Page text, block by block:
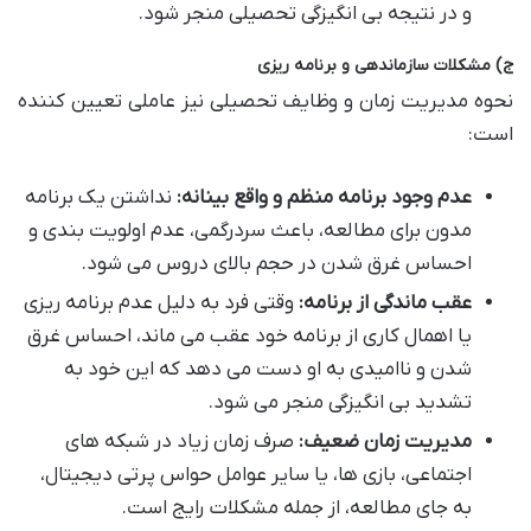
و در نتیجه بی انگیزگی تحصیلی منجر شود.
ج) مشکلات سازماندهی و برنامه ریزی
نحوه مدیریت زمان و وظایف تحصیلی نیز عاملی تعیین کننده
است:
عدم وجود برنامه منظم و واقع بینانه: نداشتن یک برنامه
مدون برای مطالعه، باعث سردرگمی، عدم اولویت بندی و
احساس غرق شدن در حجم بالای دروس می شود.
عقب ماندگی از برنامه: وقتی فرد به دلیل عدم برنامه ریزی
یا اهمال کاری از برنامه خود عقب می ماند، احساس غرق
شدن و ناامیدی به او دست می دهد که این خود به
تشدید بی انگیزگی منجر می شود.
مدیریت زمان ضعیف: صرف زمان زیاد در شبکه های
اجتماعی، بازی ها، یا سایر عوامل حواس پرتی دیجیتال،
به جای مطالعه، از جمله مشکلات رایج است.